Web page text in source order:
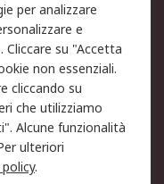
Privacy -
d'uso
generali di
per analizzare
e
Cliccare su "Accetta
non essenziali.
cliccando su
che utilizziamo
Alcune funzionalità
ulteriori
.